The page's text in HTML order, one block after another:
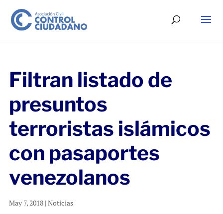
Filtran listado de
presuntos
terroristas islámicos
con pasaportes
venezolanos
May 7, 2018| Noticias